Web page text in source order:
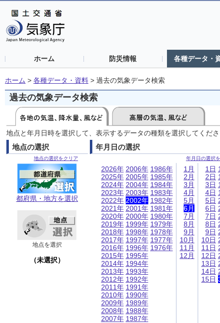
ホーム 防災情報 各種データ・
ホーム > 各種データ・資料 > 過去の気象データ検索
過去の気象データ検索
地点と年月日時を選択して、表示するデータの種類を選択してくだ
地点の選択
地点の選択をクリア
都府県・地方を選択
地点を選択
（未選択）
年月日の選択
年月日の選択
2026年
2025年
2024年
2023年
2022年
2021年
2020年
2019年
2018年
2017年
2016年
2015年
2014年
2013年
2012年
2011年
2010年
2009年
2008年
2007年
2006年
2005年
2004年
2003年
2002年
2001年
2000年
1999年
1998年
1997年
1996年
1995年
1994年
1993年
1992年
1991年
1990年
1989年
1988年
1987年
1986年
1985年
1984年
1983年
1982年
1981年
1980年
1979年
1978年
1977年
1976年
1月
2月
3月
4月
5月
6月
7月
8月
9月
10月
11月
12月
1日
2日
3日
4日
5日
6日
7日
8日
9日
10日
11日
12日
13日
14日
15日